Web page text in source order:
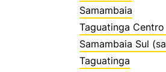
Samambaia
Taguatinga
Samambaia Sul
Taguatinga